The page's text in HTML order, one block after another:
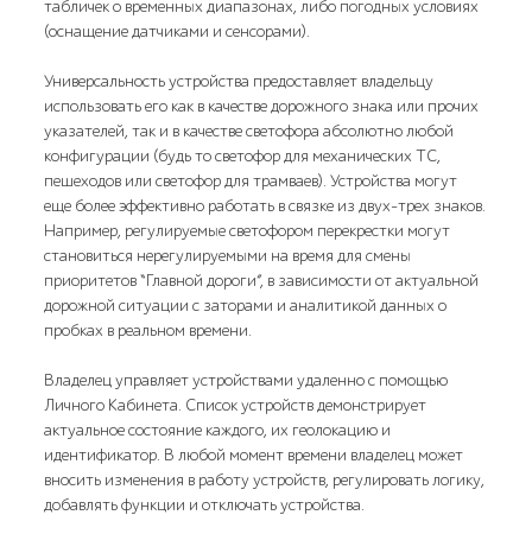
табличек о временных диапазонах, либо погодных условиях
(оснащение датчиками и сенсорами).
Универсальность устройства предоставляет владельцу
использовать его как в качестве дорожного знака или прочих
указателей, так и в качестве светофора абсолютно любой
конфигурации (будь то светофор для механических ТС,
пешеходов или светофор для трамваев). Устройства могут
еще более эффективно работать в связке из двух-трех знаков.
Например, регулируемые светофором перекрестки могут
становиться нерегулируемыми на время для смены
приоритетов “Главной дороги”, в зависимости от актуальной
дорожной ситуации с заторами и аналитикой данных о
пробках в реальном времени.
Владелец управляет устройствами удаленно с помощью
Личного Кабинета. Список устройств демонстрирует
актуальное состояние каждого, их геолокацию и
идентификатор. В любой момент времени владелец может
вносить изменения в работу устройств, регулировать логику,
добавлять функции и отключать устройства.